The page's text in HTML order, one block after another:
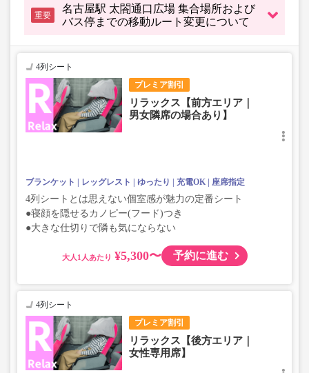
重要
名古屋駅 太閤通口広場 集合場所および
バス停までの移動ルート変更について
プレミア割引
4列シート
リラックス【前方エリア｜
男女隣席の場合あり】
ブランケット レッグレスト ゆったり 充電OK 座席指定
4列シートとは思えない個室感が魅力の定番シート
●寝顔を隠せるカノピー(フード)つき
●大きな仕切りで隣も気にならない
大人 ¥5,300〜 予約に進む
プレミア割引
4列シート
リラックス【後方エリア｜
女性専用席】